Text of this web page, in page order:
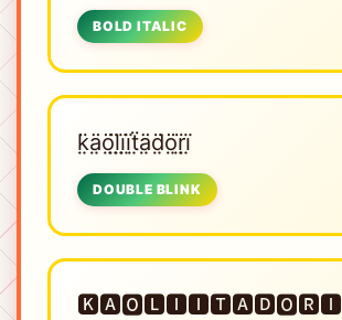
BOLD ITALIC
k̤̈ä̤ö̤l̤̈ï̤ï̤ẗ̤ä̤d̤̈ö̤r̤̈ï̤
DOUBLE BLINK
🅺🅰🅾🅻🅸🅸🆃🅰🅳🅾🆁🅸